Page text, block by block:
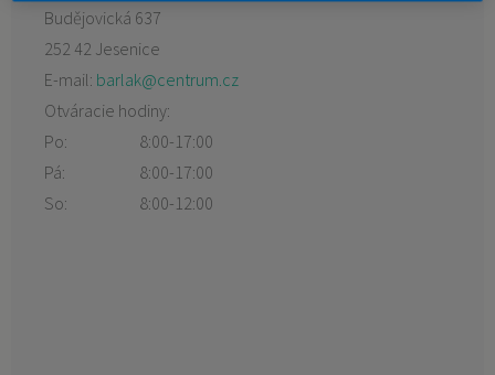
Budějovická 637
252 42 Jesenice
E-mail: barlak@centrum.cz
Otváracie hodiny:
Po:
8:00-17:00
Pá:
8:00-17:00
So:
8:00-12:00